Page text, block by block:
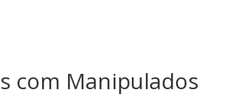
com Manipulados